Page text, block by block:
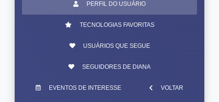
PERFIL DO USUÁRIO
TECNOLOGIAS FAVORITAS
USUÁRIOS QUE SEGUE
SEGUIDORES DE DIANA
EVENTOS DE INTERESSE VOLTAR